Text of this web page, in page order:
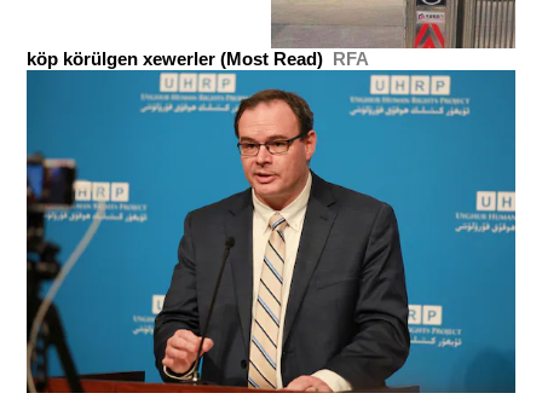
köp körülgen xewerler (Most Read) RFA